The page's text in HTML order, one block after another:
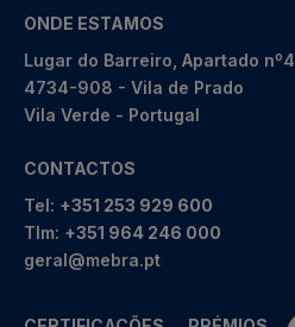
ONDE ESTAMOS
Lugar do Barreiro, Apartado nº4
4734-908 - Vila de Prado
Vila Verde - Portugal
CONTACTOS
Tel: +351 253 929 600
Tlm: +351 964 246 000
geral@mebra.pt